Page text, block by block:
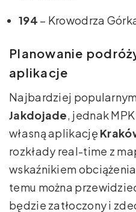
194 – Krowodrza
Planowanie
aplikacje
Najbardziej
Jakdojade, jednak
własną aplikację
rozkłady real-time z
wskaźnikiem
temu można
będzie zatłoczony i